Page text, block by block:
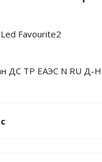
Favourite2
ДС ТР ЕАЭС N RU Д-